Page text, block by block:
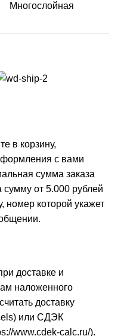
Многослойная
в корзину,
с вами
сумма заказа
сумму от 5.000 рублей
номер которой укажет
доставке и
наложенного
доставку
) или СДЭК
www.cdek-calc.ru/).